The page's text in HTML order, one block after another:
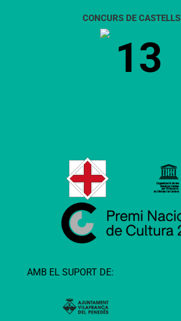
CONCURS DE CASTELLS
13
AMB EL SUPORT DE: